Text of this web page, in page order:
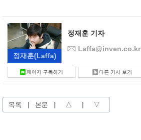
정재훈(Laffa)
정재훈 기자
Laffa@inven.co.kr
페이지 구독하기 다른 기사 보기
목록 본문 △ ▽